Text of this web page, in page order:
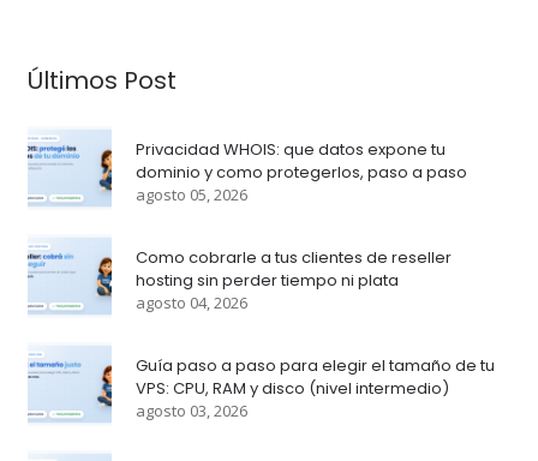
Últimos Post
Privacidad WHOIS: que datos expone tu
dominio y como protegerlos, paso a paso
agosto 05, 2026
Como cobrarle a tus clientes de reseller
hosting sin perder tiempo ni plata
agosto 04, 2026
Guía paso a paso para elegir el tamaño de tu
VPS: CPU, RAM y disco (nivel intermedio)
agosto 03, 2026